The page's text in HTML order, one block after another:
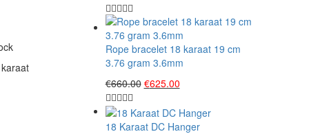
Rope bracelet 18 karaat 19 cm
3.76 gram 3.6mm
€660.00 Original
was:
€660.00.
€625.00Current
is:
€625.00.
18 Karaat DC Hanger